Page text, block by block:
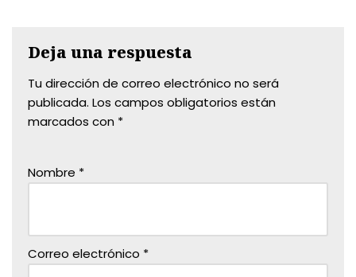
Deja una respuesta
Tu dirección de correo electrónico no será
publicada. Los campos obligatorios están
marcados con *
Nombre *
Correo electrónico *